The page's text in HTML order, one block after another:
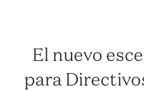
El nuevo
para